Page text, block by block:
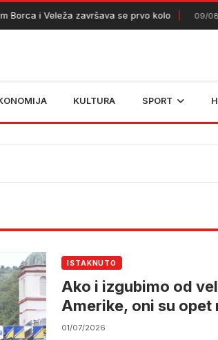
i Veleža završava se prvo kolo 09/08/
KULTURA SPORT
ISTAKNUTO
Ako i izgubimo od
Amerike, oni su opet
šampioni
01/07/2026